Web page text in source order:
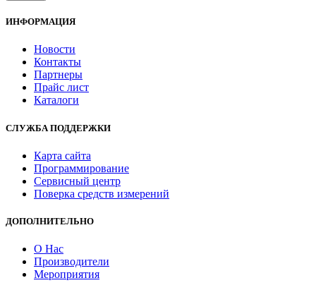
ИНФОРМАЦИЯ
Новости
Контакты
Партнеры
Прайс лист
Каталоги
СЛУЖБА ПОДДЕРЖКИ
Карта сайта
Программирование
Сервисный центр
Поверка средств измерений
ДОПОЛНИТЕЛЬНО
О Нас
Производители
Мероприятия